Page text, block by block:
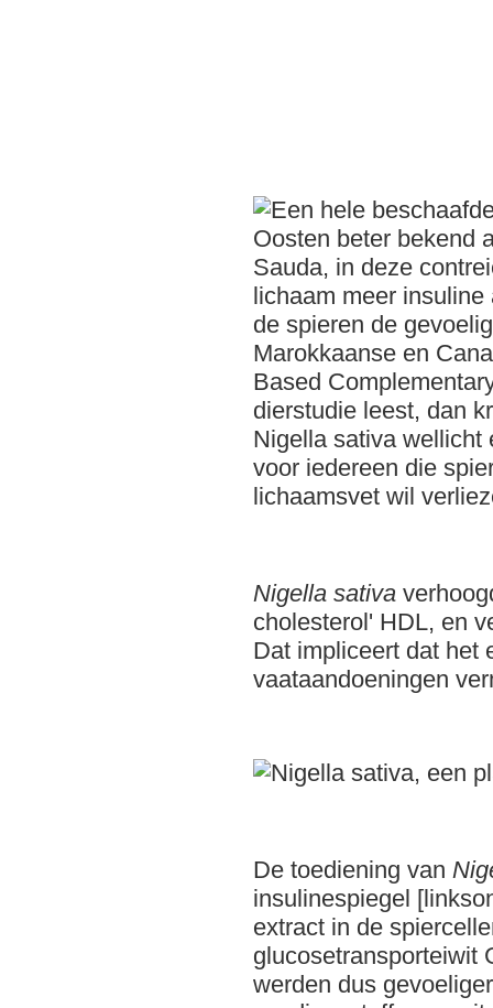
Nigella sativa
cholesterol' HDL, en
Dat impliceert dat het
vaataandoeningen
De toediening van
insulinespiegel
extract in de
glucosetransporteiwit
werden dus